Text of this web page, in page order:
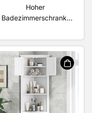
Hoher
Badezimmerschrank,
und Schubladen,
verstellbarem
Einlegeboden, MDF-
Platte, weiß